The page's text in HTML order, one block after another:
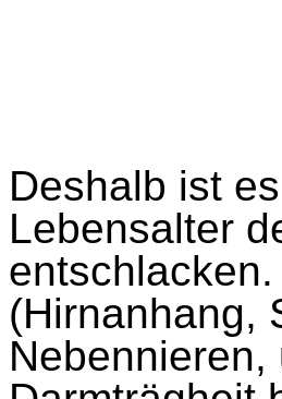
Deshalb ist
Lebensalter
(Hirnanhang,